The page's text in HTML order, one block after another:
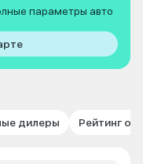
параметры авто
дилеры Рейтинг